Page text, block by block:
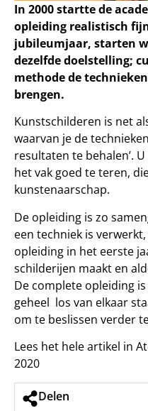
In 2000 startte de
opleiding realistisch
jubileumjaar, starten
dezelfde doelstelling;
methode de
brengen.
Kunstschilderen is net
waarvan je de
resultaten te behalen’.
het vak goed te teren,
kunstenaarschap.
De opleiding is zo
een techniek is
opleiding in het eerste
schilderijen maakt en
De complete opleiding
geheel los van elkaar
om te beslissen verder
Lees het hele artikel in
2020
Delen